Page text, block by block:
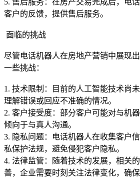
5. 售后服务：在房产交易完成后，电
客户的反馈，提供售后服务。
面临的挑战
尽管电话机器人在房地产营销中展现
一些挑战：
1. 技术限制：目前的人工智能技术尚
理解错误或回应不准确的情况。
2. 客户接受度：部分客户可能对与机
倾向于与真人沟通。
3. 隐私问题：电话机器人在收集客户
私保护法规，避免侵犯客户隐私。
4. 法律监管：随着技术的发展，相关
善，企业需要时刻关注法律变化，确